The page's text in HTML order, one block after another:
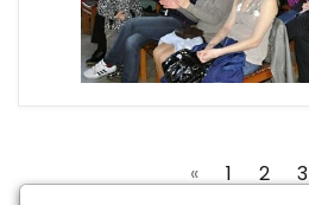
« 1(current)
2 3